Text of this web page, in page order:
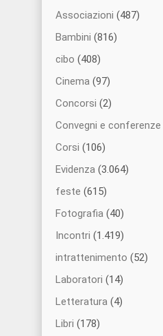
Associazioni (487)
Bambini (816)
cibo (408)
Cinema (97)
Concorsi (2)
Convegni e conferenze
Corsi (106)
Evidenza (3.064)
feste (615)
Fotografia (40)
Incontri (1.419)
intrattenimento (52)
Laboratori (14)
Letteratura (4)
Libri (178)